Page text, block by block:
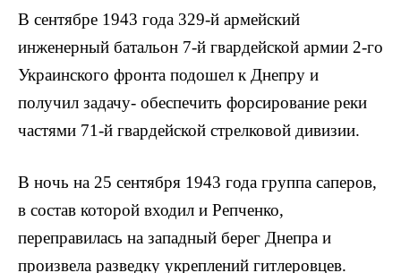
В сентябре 1943 года 329-й армейский
инженерный батальон 7-й гвардейской армии 2-го
Украинского фронта подошел к Дне­пру и
получил задачу- обеспечить форсирование реки
частями 71-й гвардейской стрелковой дивизии.
В ночь на 25 сентября 1943 года группа саперов,
в состав ко­торой входил и Репченко,
переправилась на западный берег Дне­пра и
произвела разведку укреплений гитлеровцев.